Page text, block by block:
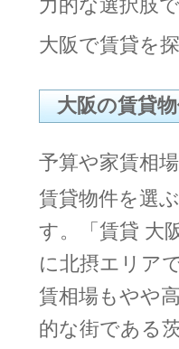
力的な選択肢
大阪で賃貸を
大阪の賃貸
予算や家賃相
賃貸物件を選
す。「賃貸 大
に北摂エリア
賃相場もやや
的な街である